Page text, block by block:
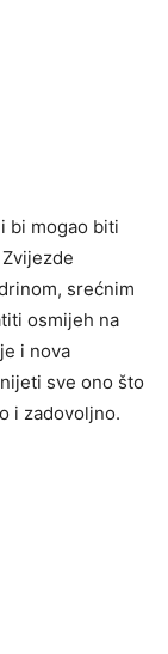
bi mogao biti
srećnim
osmijeh na
i nova
sve ono što
i zadovoljno.